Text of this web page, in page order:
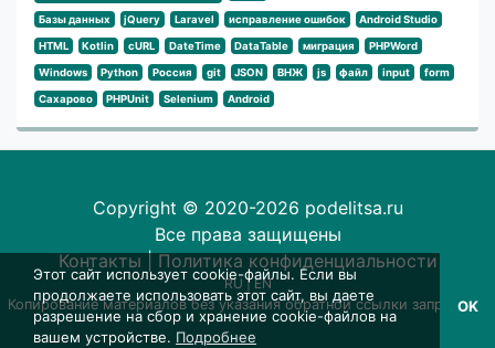
Базы данных jQuery Laravel исправление ошибок Android Studio
HTML Kotlin cURL DateTime DataTable миграция PHPWord
Windows Python Россия git JSON ВНЖ js файл input form
Сахарово PHPUnit Selenium Android
Copyright © 2020-2026 podelitsa.ru
Все права защищены
Контакты
Политика конфиденциальности
RU |EN
Копирование материалов без указания обратной ссылки запрещено
Этот сайт использует cookie-файлы. Если вы
продолжаете использовать этот сайт, вы даете
разрешение на сбор и хранение cookie-файлов на
вашем устройстве. Подробнее
OK